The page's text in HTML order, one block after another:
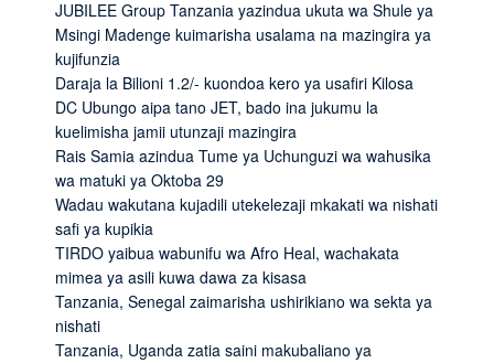
JUBILEE Group Tanzania yazindua ukuta wa Shule ya
Msingi Madenge kuimarisha usalama na mazingira ya
kujifunzia
Daraja la Bilioni 1.2/- kuondoa kero ya usafiri Kilosa
DC Ubungo aipa tano JET, bado ina jukumu la
kuelimisha jamii utunzaji mazingira
Rais Samia azindua Tume ya Uchunguzi wa wahusika
wa matuki ya Oktoba 29
Wadau wakutana kujadili utekelezaji mkakati wa nishati
safi ya kupikia
TIRDO yaibua wabunifu wa Afro Heal, wachakata
mimea ya asili kuwa dawa za kisasa
Tanzania, Senegal zaimarisha ushirikiano wa sekta ya
nishati
Tanzania, Uganda zatia saini makubaliano ya